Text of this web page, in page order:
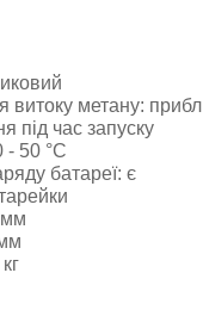
витоку метану: прибл
під час запуску
- 50 °C
батареї: є
мм